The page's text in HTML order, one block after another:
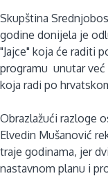
Skupština
godine donijela je
"Jajce" koja će raditi
programu unutar već
koja radi po
Obrazlažući razloge
Elvedin Mušanović
traje godinama, jer
nastavnom planu i